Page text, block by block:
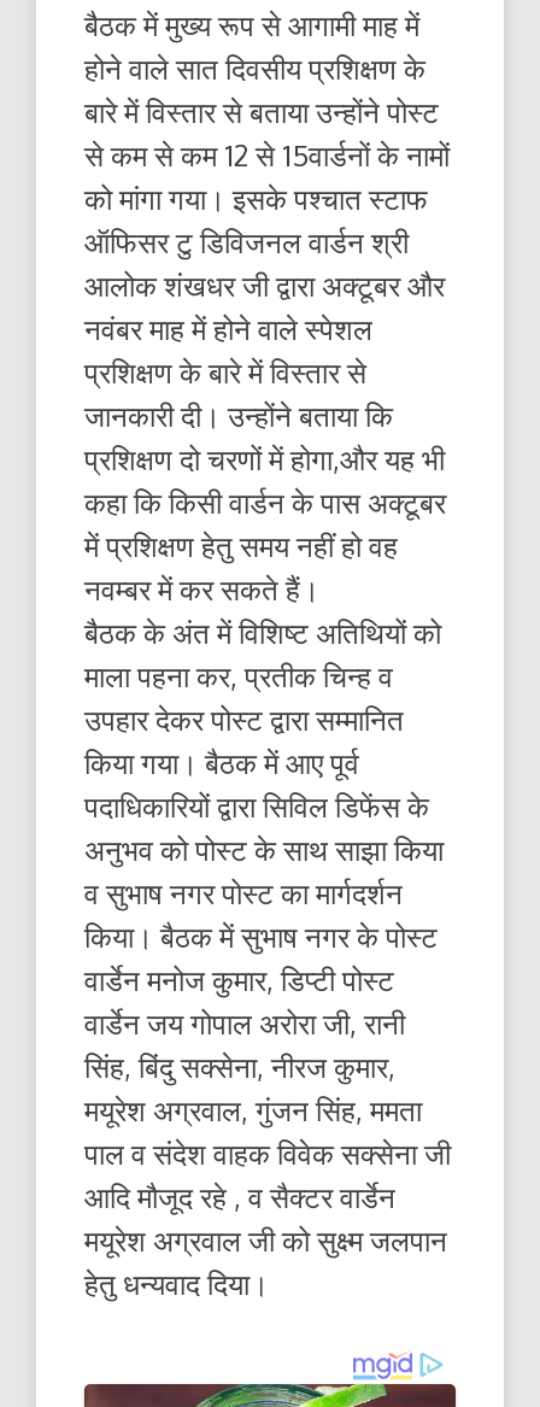
बैठक में मुख्य रूप से आगामी माह में
होने वाले सात दिवसीय प्रशिक्षण के
बारे में विस्तार से बताया उन्होंने पोस्ट
से कम से कम 12 से 15वार्डनों के नामों
को मांगा गया। इसके पश्चात स्टाफ
ऑफिसर टु डिविजनल वार्डन श्री
आलोक शंखधर जी द्वारा अक्टूबर और
नवंबर माह में होने वाले स्पेशल
प्रशिक्षण के बारे में विस्तार से
जानकारी दी। उन्होंने बताया कि
प्रशिक्षण दो चरणों में होगा,और यह भी
कहा कि किसी वार्डन के पास अक्टूबर
में प्रशिक्षण हेतु समय नहीं हो वह
नवम्बर में कर सकते हैं।
बैठक के अंत में विशिष्ट अतिथियों को
माला पहना कर, प्रतीक चिन्ह व
उपहार देकर पोस्ट द्वारा सम्मानित
किया गया। बैठक में आए पूर्व
पदाधिकारियों द्वारा सिविल डिफेंस के
अनुभव को पोस्ट के साथ साझा किया
व सुभाष नगर पोस्ट का मार्गदर्शन
किया। बैठक में सुभाष नगर के पोस्ट
वार्डेन मनोज कुमार, डिप्टी पोस्ट
वार्डेन जय गोपाल अरोरा जी, रानी
सिंह, बिंदु सक्सेना, नीरज कुमार,
मयूरेश अग्रवाल, गुंजन सिंह, ममता
पाल व संदेश वाहक विवेक सक्सेना जी
आदि मौजूद रहे , व सैक्टर वार्डेन
मयूरेश अग्रवाल जी को सुक्ष्म जलपान
हेतु धन्यवाद दिया।